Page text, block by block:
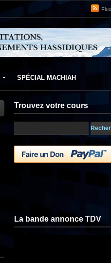
SPÉCIAL MACHIAH
Trouvez votre cours
La bande annonce TDV